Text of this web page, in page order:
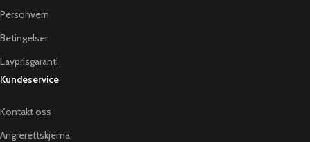
Personvern
Betingelser
Lavprisgaranti
Kundeservice
Kontakt oss
Angrerettskjema